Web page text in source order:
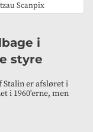
Scanpix
i
styre
Stalin er afsløret i
i 1960'erne, men